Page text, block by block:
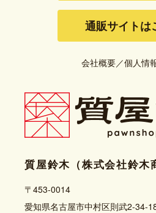
通販サイトは
会社概要／個人情
質屋鈴木（株式会社鈴木
〒453-0014
愛知県名古屋市中村区則武2-34-